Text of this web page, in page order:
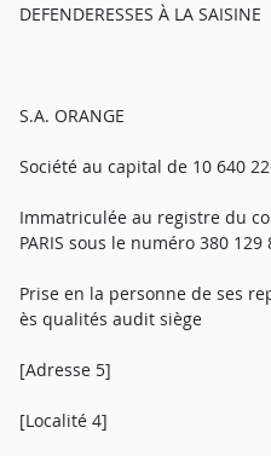
DEFENDERESSES À LA SAISINE
S.A. ORANGE
Société au capital de 10 640
Immatriculée au registre du
PARIS sous le numéro 380 129
Prise en la personne de ses
ès qualités audit siège
[Adresse 5]
[Localité 4]